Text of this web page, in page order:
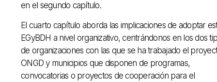
en el segundo capítulo.
El cuarto capítulo aborda las implicaciones de adoptar
EGyBDH a nivel organizativo, centrándonos en los dos
de organizaciones con las que se ha trabajado el
ONGD y municipios que disponen de programas,
convocatorias o proyectos de cooperación para el